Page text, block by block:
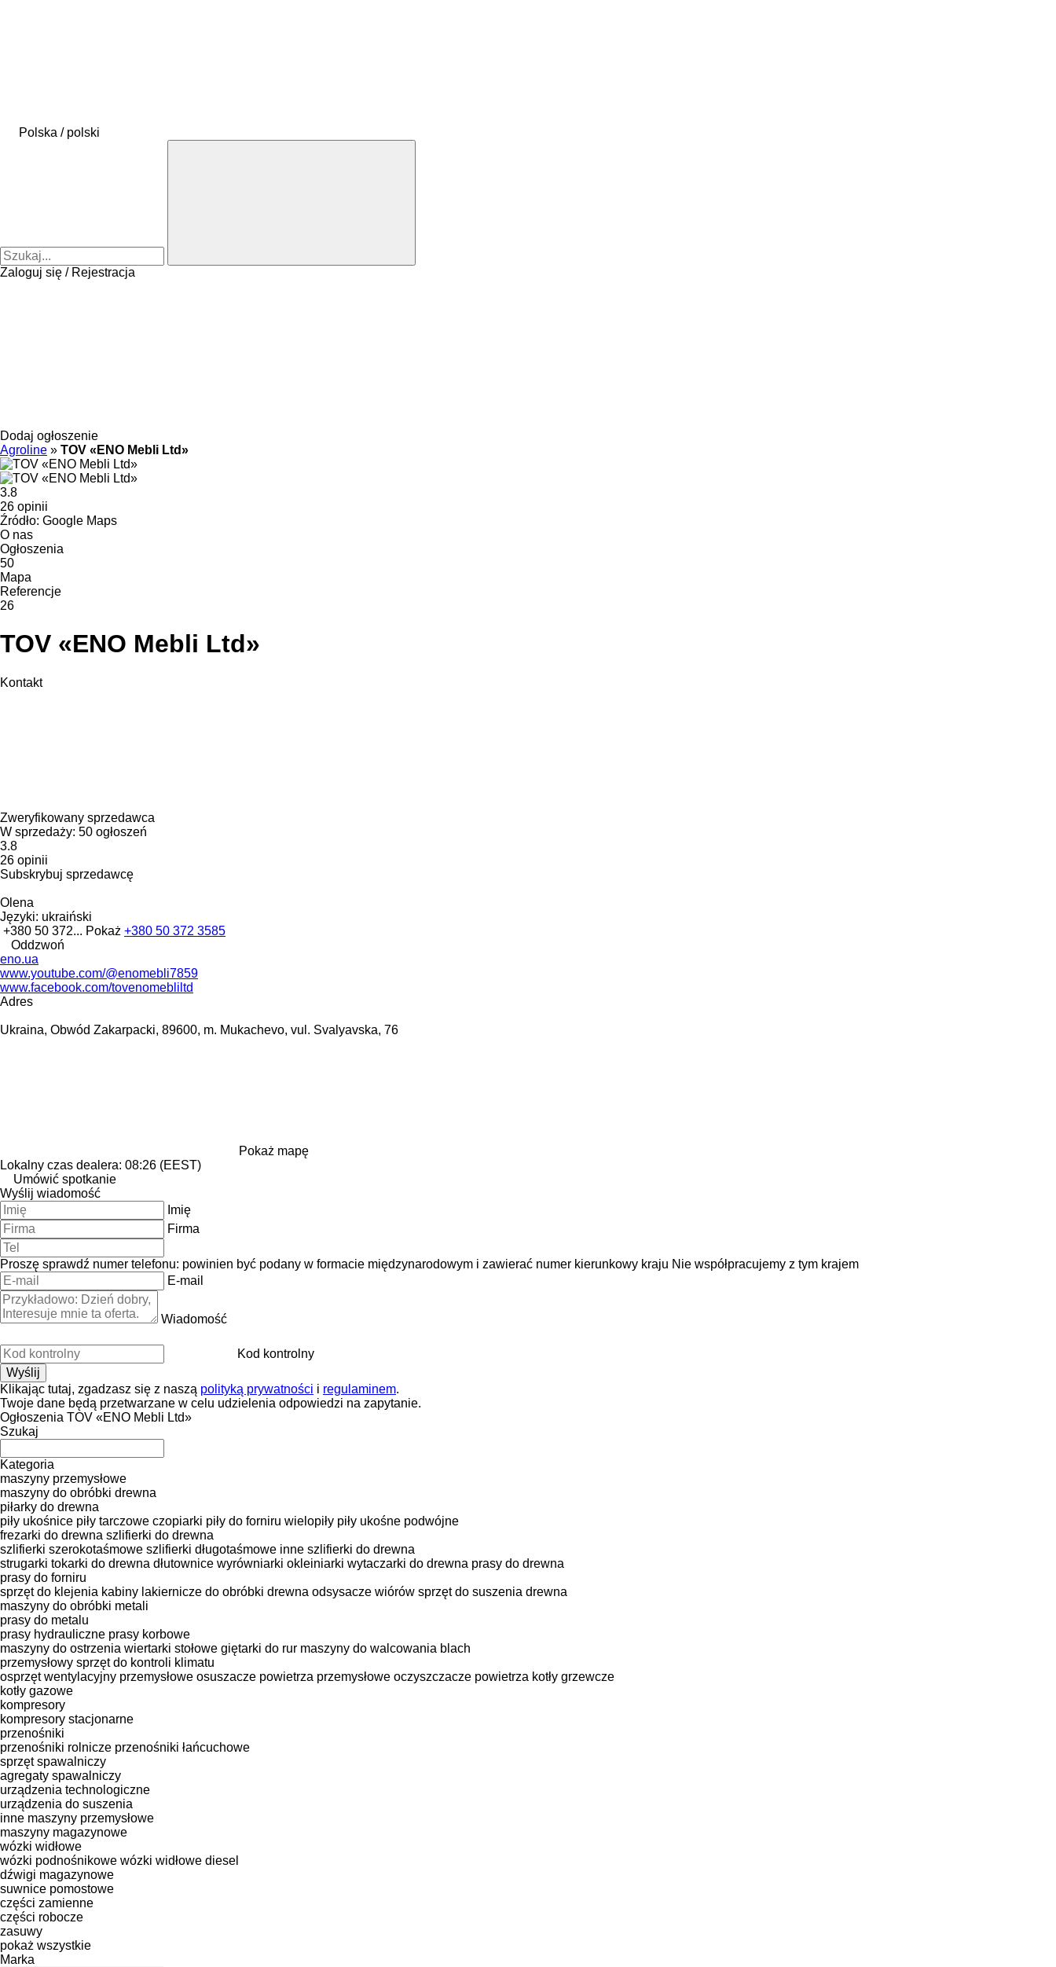
Polska / polski
Zaloguj się / Rejestracja
Dodaj ogłoszenie
Agroline » TOV «ENO Mebli Ltd»
3.8
26 opinii
Źródło: Google Maps
O nas
Ogłoszenia
50
Mapa
Referencje
26
TOV «ENO Mebli Ltd»
Kontakt
Zweryfikowany sprzedawca
W sprzedaży: 50 ogłoszeń
3.8
26 opinii
Subskrybuj sprzedawcę
Olena
Języki: ukraiński
+380 50 372... Pokaż +380 50 372 3585
Oddzwoń
eno.ua
www.youtube.com/@enomebli7859
www.facebook.com/tovenomebliltd
Adres
Ukraina, Obwód Zakarpacki, 89600, m. Mukachevo, vul. Svalyavska, 76
Pokaż mapę
Lokalny czas dealera: 08:26 (EEST)
Umówić spotkanie
Wyślij wiadomość
Imię
Firma
Proszę sprawdź numer telefonu: powinien być podany w formacie międzynarodowym i zawierać numer kierunkowy kraju Nie współpracujemy z tym krajem
E-mail
Wiadomość
Kod kontrolny
Klikając tutaj, zgadzasz się z naszą polityką prywatności i regulaminem.
Twoje dane będą przetwarzane w celu udzielenia odpowiedzi na zapytanie.
Ogłoszenia TOV «ENO Mebli Ltd»
Szukaj
Kategoria
maszyny przemysłowe
maszyny do obróbki drewna
piłarky do drewna
piły ukośnice piły tarczowe czopiarki piły do forniru wielopiły piły ukośne podwójne
frezarki do drewna szlifierki do drewna
szlifierki szerokotaśmowe szlifierki długotaśmowe inne szlifierki do drewna
strugarki tokarki do drewna dłutownice wyrówniarki okleiniarki wytaczarki do drewna prasy do drewna
prasy do forniru
sprzęt do klejenia kabiny lakiernicze do obróbki drewna odsysacze wiórów sprzęt do suszenia drewna
maszyny do obróbki metali
prasy do metalu
prasy hydrauliczne prasy korbowe
maszyny do ostrzenia wiertarki stołowe giętarki do rur maszyny do walcowania blach
przemysłowy sprzęt do kontroli klimatu
osprzęt wentylacyjny przemysłowe osuszacze powietrza przemysłowe oczyszczacze powietrza kotły grzewcze
kotły gazowe
kompresory
kompresory stacjonarne
przenośniki
przenośniki rolnicze przenośniki łańcuchowe
sprzęt spawalniczy
agregaty spawalniczy
urządzenia technologiczne
urządzenia do suszenia
inne maszyny przemysłowe
maszyny magazynowe
wózki widłowe
wózki podnośnikowe wózki widłowe diesel
dźwigi magazynowe
suwnice pomostowe
części zamienne
części robocze
zasuwy
pokaż wszystkie
Marka